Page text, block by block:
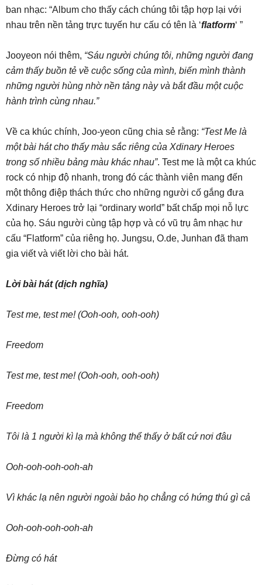
ban nhạc: “Album cho thấy cách chúng tôi tập hợp lại với
nhau trên nền tảng trực tuyến hư cấu có tên là ‘flatform‘ ”
Jooyeon nói thêm, “Sáu người chúng tôi, những người đang
cảm thấy buồn tẻ về cuộc sống của mình, biến mình thành
những người hùng nhờ nền tảng này và bắt đầu một cuộc
hành trình cùng nhau.”
Về ca khúc chính, Joo-yeon cũng chia sẻ rằng: “Test Me là
một bài hát cho thấy màu sắc riêng của Xdinary Heroes
trong số nhiều bảng màu khác nhau”. Test me là một ca khúc
rock có nhịp độ nhanh, trong đó các thành viên mang đến
một thông điệp thách thức cho những người cố gắng đưa
Xdinary Heroes trở lại “ordinary world” bất chấp mọi nỗ lực
của họ. Sáu người cùng tập hợp và có vũ trụ âm nhạc hư
cấu “Flatform” của riêng họ. Jungsu, O.de, Junhan đã tham
gia viết và viết lời cho bài hát.
Lời bài hát (dịch nghĩa)
Test me, test me! (Ooh-ooh, ooh-ooh)
Freedom
Test me, test me! (Ooh-ooh, ooh-ooh)
Freedom
Tôi là 1 người kì lạ mà không thể thấy ở bất cứ nơi đâu
Ooh-ooh-ooh-ooh-ah
Vì khác lạ nên người ngoài bảo họ chẳng có hứng thú gì cả
Ooh-ooh-ooh-ooh-ah
Đừng có hát